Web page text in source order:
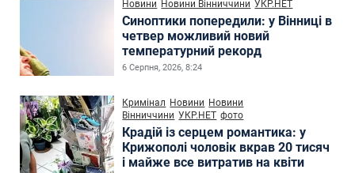
Новини Новини Вінниччини УКР.НЕТ
Синоптики попередили: у Вінниці в
четвер можливий новий
температурний рекорд
6 Серпня, 2026, 8:24
Кримінал Новини Новини
Вінниччини УКР.НЕТ фото
Крадій із серцем романтика: у
Крижополі чоловік вкрав 20 тисяч
і майже все витратив на квіти